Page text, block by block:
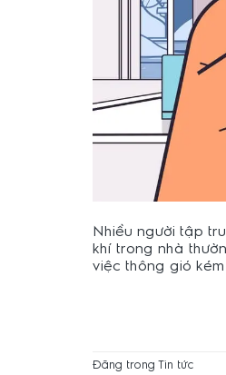
Nhiều người tập
khí trong nhà
việc thông gió
Đăng trong Tin tức